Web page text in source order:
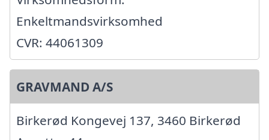
Enkeltmandsvirksomhed
CVR: 44061309
GRAVMAND A/S
Birkerød Kongevej 137, 3460 Birkerød